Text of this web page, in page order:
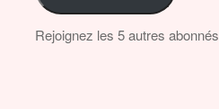
Rejoignez les 5 autres abonnés